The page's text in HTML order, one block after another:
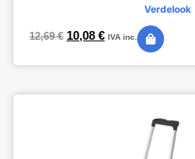
Verdelook
12,69€ 10,08 € IVA inc.